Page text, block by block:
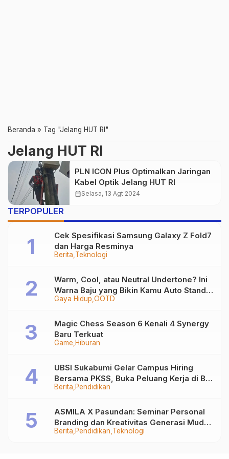
Beranda » Tag "Jelang HUT RI"
Jelang HUT RI
PLN ICON Plus Optimalkan Jaringan
Kabel Optik Jelang HUT RI
calendar_monthSelasa, 13 Agt 2024
TERPOPULER
Berita Teknologi
Cek Spesifikasi Samsung Galaxy Z Fold7
dan Harga Resminya
Gaya Hidup OOTD
Warm, Cool, atau Neutral Undertone? Ini
Warna Baju yang Bikin Kamu Auto Stand
Out
Game Hiburan
Magic Chess Season 6 Kenali 4 Synergy
Baru Terkuat
Berita Pendidikan
UBSI Sukabumi Gelar Campus Hiring
Bersama PKSS, Buka Peluang Kerja di BRI
Group
Berita Pendidikan Teknologi
ASMILA X Pasundan: Seminar Personal
Branding dan Kreativitas Generasi Muda
Bersama SDKF